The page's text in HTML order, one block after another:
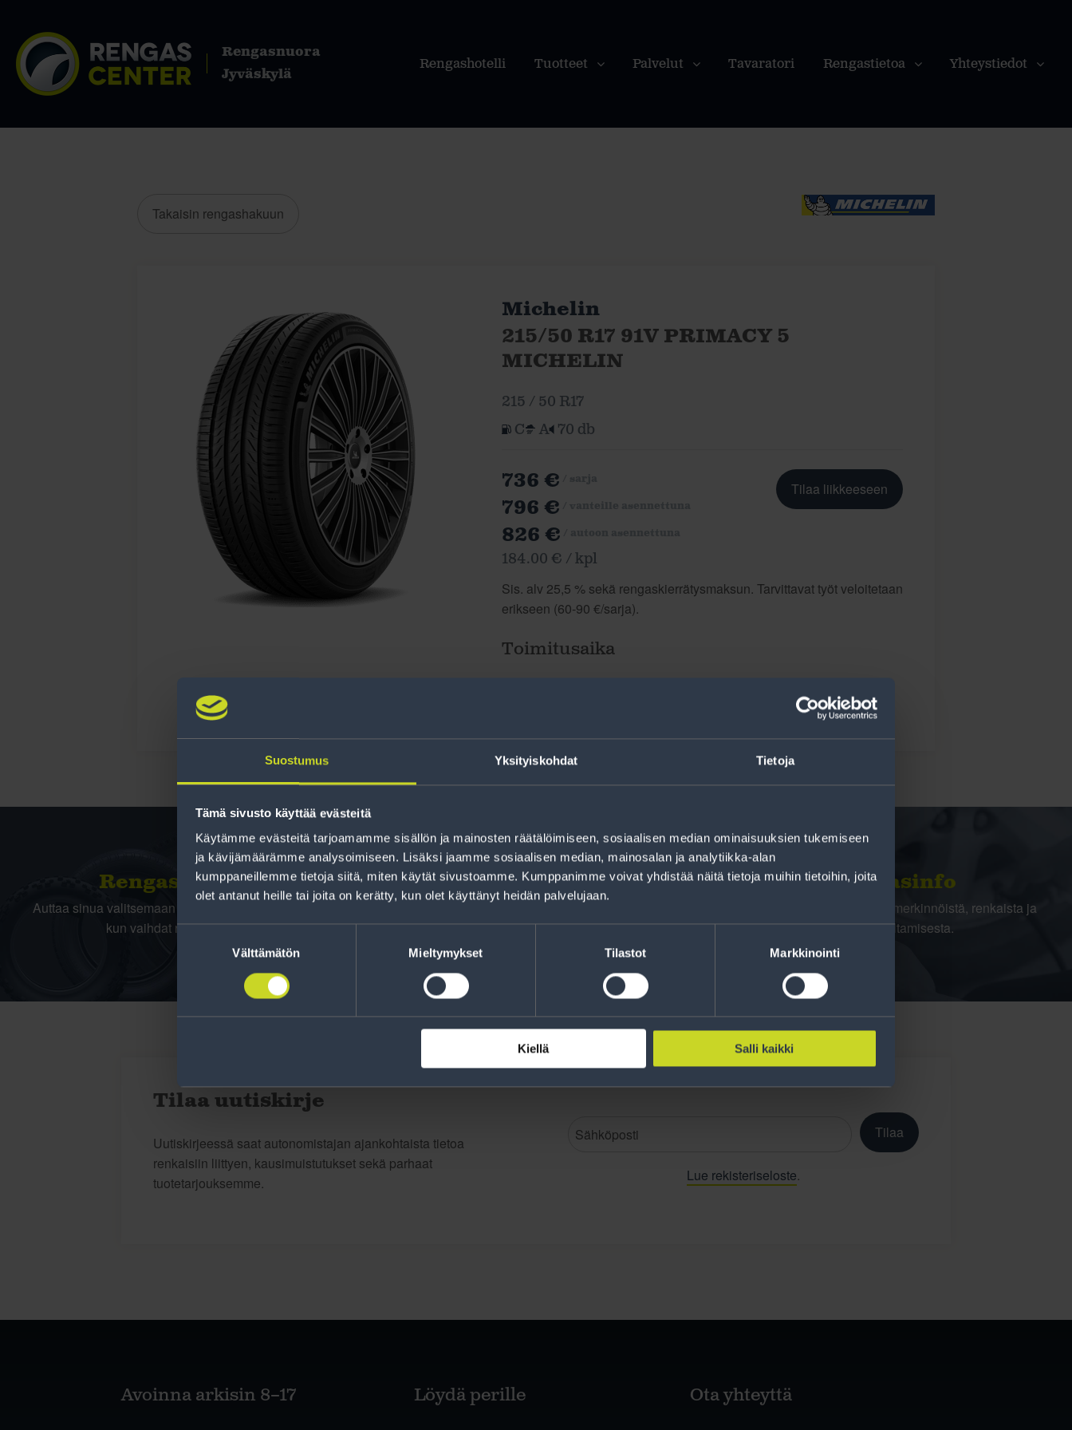
Suostumus Yksityiskohdat Tietoja
Tämä sivusto käyttää evästeitä
Käytämme evästeitä tarjoamamme sisällön ja mainosten räätälöimiseen, sosiaalisen median ominaisuuksien tukemiseen
ja kävijämäärämme analysoimiseen. Lisäksi jaamme sosiaalisen median, mainosalan ja analytiikka-alan
kumppaneillemme tietoja siitä, miten käytät sivustoamme. Kumppanimme voivat yhdistää näitä tietoja muihin tietoihin, joita
olet antanut heille tai joita on kerätty, kun olet käyttänyt heidän palvelujaan.
Suostumuksen
Välttämätön Mieltymykset Tilastot Markkinointi
Kiellä Salli kaikki
Rengasnuora
Jyväskylä
Rengashotelli Tuotteet Palvelut Tavaratori Rengastietoa Yhteystiedot
Takaisin rengashakuun
Michelin
215/50 R17 91V PRIMACY 5
MICHELIN
215 / 50 R17
C
A 70 db
736 €
796 €
826 €
184.00 € / kpl
Tilaa liikkeeseen
Sis. alv 25,5 % sekä rengaskierrätysmaksun. Tarvittavat työt veloitetaan
erikseen (60-90 €/sarja).
Toimitusaika
Rengas­laskuri
Auttaa sinua valitsemaan oikean kokoisen renkaan,
kun vaihdat rengaskokoa.
Rahoitus
Tee ostoksesi RengasCenter-tilillä. Saat
maksuaikaa renkaillesi.
Rengasinfo
Tavallisen ihmisen tietoa merkinnöistä, renkaista ja
niiden huoltamisesta.
Tilaa uutiskirje
Uutiskirjeessä saat autonomistajan ajankohtaista tietoa
renkaisiin liittyen, kausimuistutukset sekä parhaat
tuotetarjouksemme.
Tilaa
Lue rekisteriseloste.
Avoinna arkisin 8–17 Löydä perille Ota yhteyttä